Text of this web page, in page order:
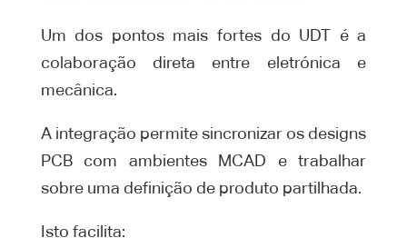
Um dos pontos mais fortes do UDT é a
colaboração direta entre eletrónica e
mecânica.
A integração permite sincronizar os designs
PCB com ambientes MCAD e trabalhar
sobre uma definição de produto partilhada.
Isto facilita: